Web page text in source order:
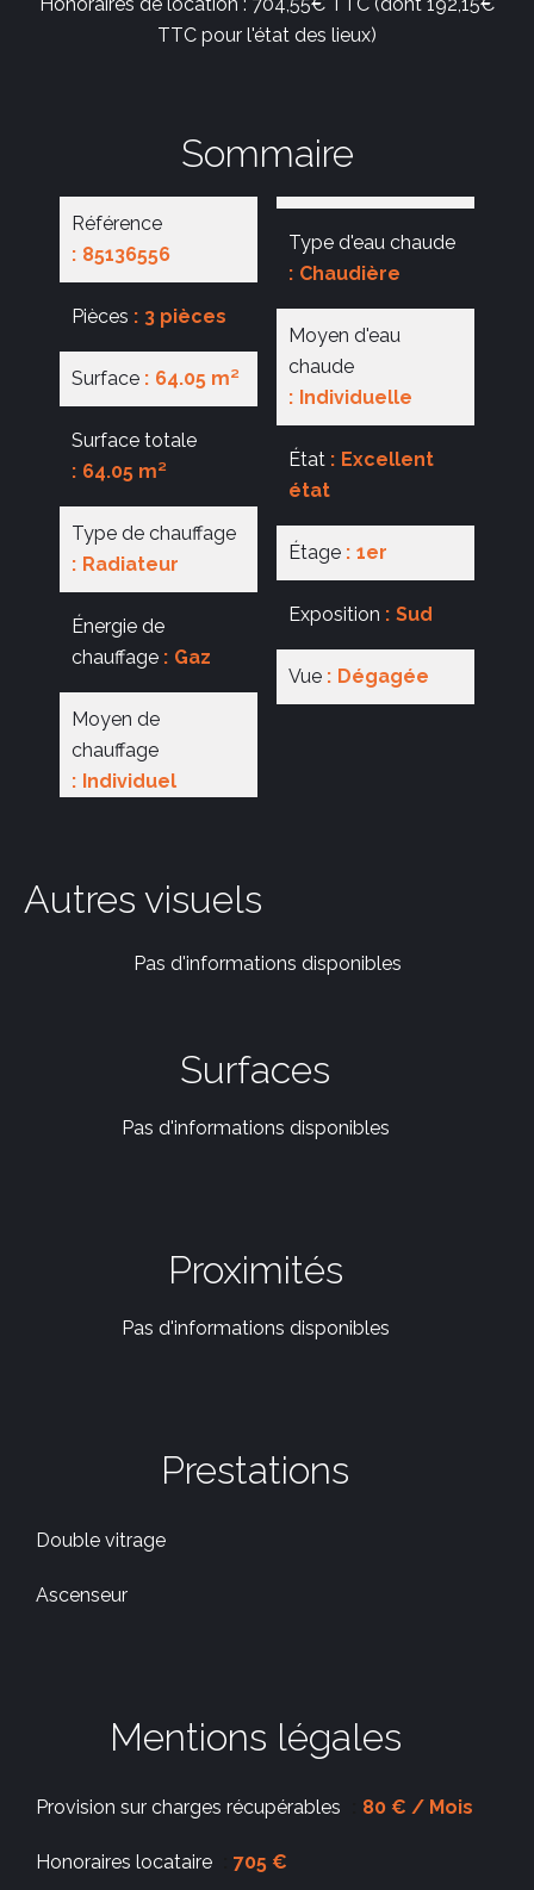
TTC pour l'état des lieux)
Sommaire
Référence
85136556
Pièces 3 pièces
Surface 64.05 m²
Surface totale
64.05 m²
Type de chauffage
Radiateur
Énergie de
chauffage
Gaz
Moyen de
chauffage
Individuel
Type d'eau chaude
Chaudière
Moyen d'eau
chaude
Individuelle
État
Excellent
état
Étage 1er
Exposition Sud
Vue Dégagée
Autres visuels
Pas d'informations disponibles
Surfaces
Pas d'informations disponibles
Proximités
Pas d'informations disponibles
Prestations
Double vitrage
Ascenseur
Mentions légales
Provision sur charges récupérables 80 € / Mois
Honoraires locataire 705 €